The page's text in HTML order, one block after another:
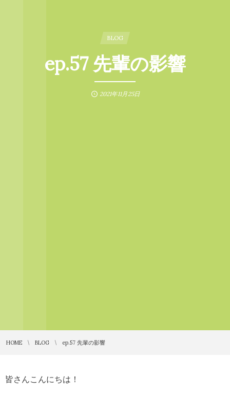
BLOG
ep.57 先輩の影響
2021年11月25日
HOME BLOG ep.57 先輩の影響
皆さんこんにちは！